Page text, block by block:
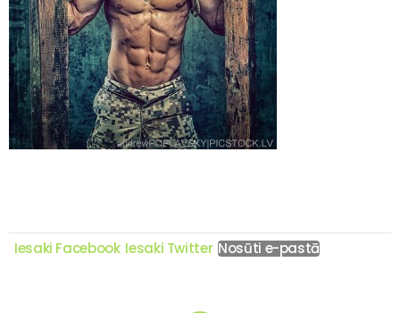
Iesaki Facebook Iesaki Twitter Nosūti e-pastā